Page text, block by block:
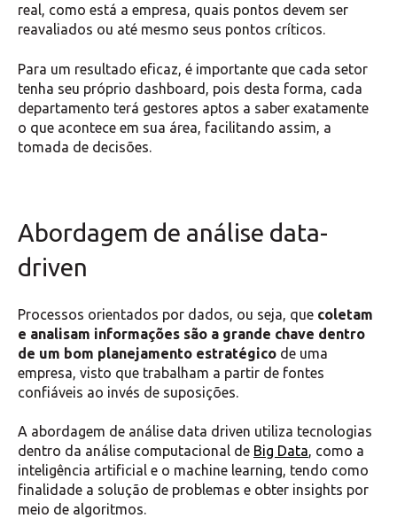
real, como está a empresa, quais pontos devem ser
reavaliados ou até mesmo seus pontos críticos.
Para um resultado eficaz, é importante que cada setor
tenha seu próprio dashboard, pois desta forma, cada
departamento terá gestores aptos a saber exatamente
o que acontece em sua área, facilitando assim, a
tomada de decisões.
Abordagem de análise data-
driven
Processos orientados por dados, ou seja, que coletam
e analisam informações são a grande chave dentro
de um bom planejamento estratégico de uma
empresa, visto que trabalham a partir de fontes
confiáveis ao invés de suposições.
A abordagem de análise data driven utiliza tecnologias
dentro da análise computacional de Big Data, como a
inteligência artificial e o machine learning, tendo como
finalidade a solução de problemas e obter insights por
meio de algoritmos.